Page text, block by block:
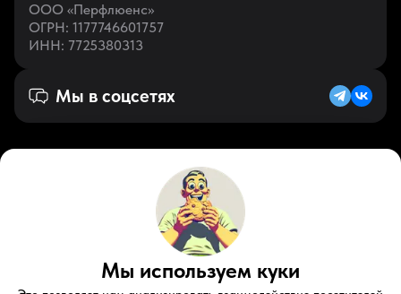
ООО «Перфлюенс»
ОГРН: 1177746601757
ИНН: 7725380313
Мы в соцсетях
Русский (KZ)
ZenYoutubeTelegramTiktokКонтакты
Правовые документыУсловия использования
Мы используем куки